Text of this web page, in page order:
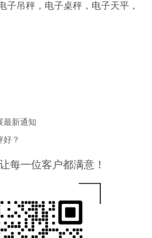
子吊秤，电子桌秤，电子天平，
最新通知
好？
每一位客户都满意！